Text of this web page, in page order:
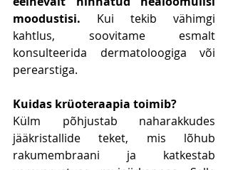
moodustisi. Kui tekib vähimgi
kahtlus, soovitame esmalt
konsulteerida dermatoloogiga või
perearstiga.
Kuidas krüoteraapia toimib?
Külm põhjustab naharakkudes
jääkristallide teket, mis lõhub
rakumembraani ja katkestab